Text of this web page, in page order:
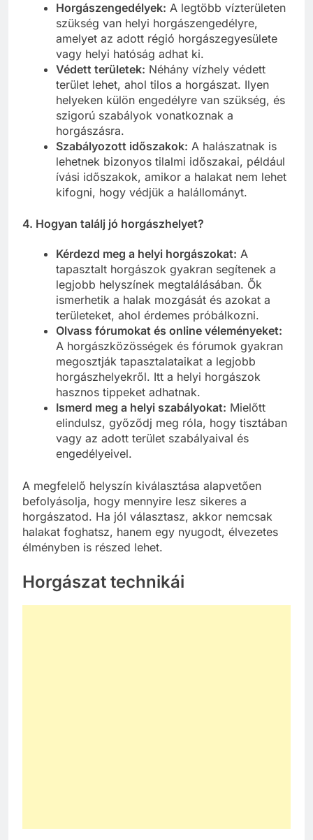
Horgászengedélyek: A legtöbb vízterületen
szükség van helyi horgászengedélyre,
amelyet az adott régió horgászegyesülete
vagy helyi hatóság adhat ki.
Védett területek: Néhány vízhely védett
terület lehet, ahol tilos a horgászat. Ilyen
helyeken külön engedélyre van szükség, és
szigorú szabályok vonatkoznak a
horgászásra.
Szabályozott időszakok: A halászatnak is
lehetnek bizonyos tilalmi időszakai, például
ívási időszakok, amikor a halakat nem lehet
kifogni, hogy védjük a halállományt.
4. Hogyan találj jó horgászhelyet?
Kérdezd meg a helyi horgászokat: A
tapasztalt horgászok gyakran segítenek a
legjobb helyszínek megtalálásában. Ők
ismerhetik a halak mozgását és azokat a
területeket, ahol érdemes próbálkozni.
Olvass fórumokat és online véleményeket:
A horgászközösségek és fórumok gyakran
megosztják tapasztalataikat a legjobb
horgászhelyekről. Itt a helyi horgászok
hasznos tippeket adhatnak.
Ismerd meg a helyi szabályokat: Mielőtt
elindulsz, győződj meg róla, hogy tisztában
vagy az adott terület szabályaival és
engedélyeivel.
A megfelelő helyszín kiválasztása alapvetően
befolyásolja, hogy mennyire lesz sikeres a
horgászatod. Ha jól választasz, akkor nemcsak
halakat foghatsz, hanem egy nyugodt, élvezetes
élményben is részed lehet.
Horgászat technikái